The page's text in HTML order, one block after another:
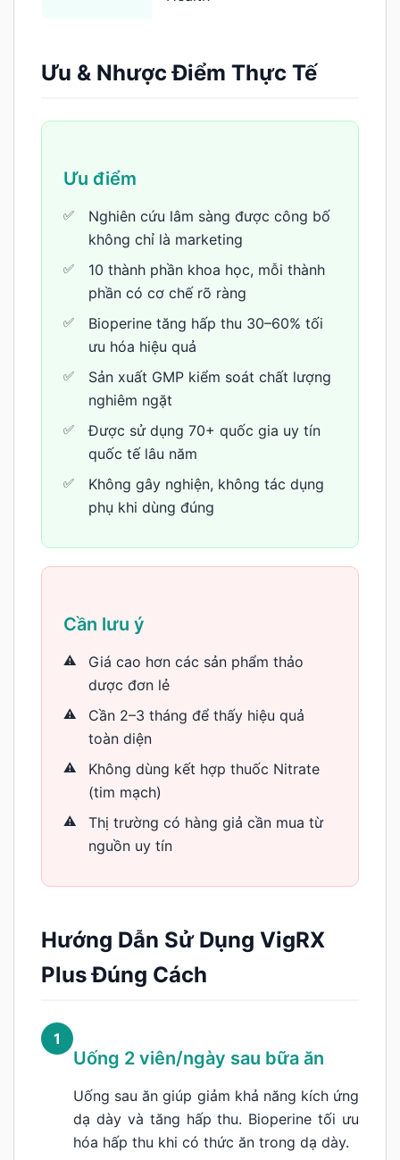
Ưu & Nhược Điểm Thực Tế
Ưu điểm
Nghiên cứu lâm sàng được công bố
không chỉ là marketing
10 thành phần khoa học, mỗi thành
phần có cơ chế rõ ràng
Bioperine tăng hấp thu 30–60% tối
ưu hóa hiệu quả
Sản xuất GMP kiểm soát chất lượng
nghiêm ngặt
Được sử dụng 70+ quốc gia uy tín
quốc tế lâu năm
Không gây nghiện, không tác dụng
phụ khi dùng đúng
Cần lưu ý
Giá cao hơn các sản phẩm thảo
dược đơn lẻ
Cần 2–3 tháng để thấy hiệu quả
toàn diện
Không dùng kết hợp thuốc Nitrate
(tim mạch)
Thị trường có hàng giả cần mua từ
nguồn uy tín
Hướng Dẫn Sử Dụng VigRX
Plus Đúng Cách
1
Uống 2 viên/ngày sau bữa ăn
Uống sau ăn giúp giảm khả năng kích ứng
dạ dày và tăng hấp thu. Bioperine tối ưu
hóa hấp thu khi có thức ăn trong dạ dày.